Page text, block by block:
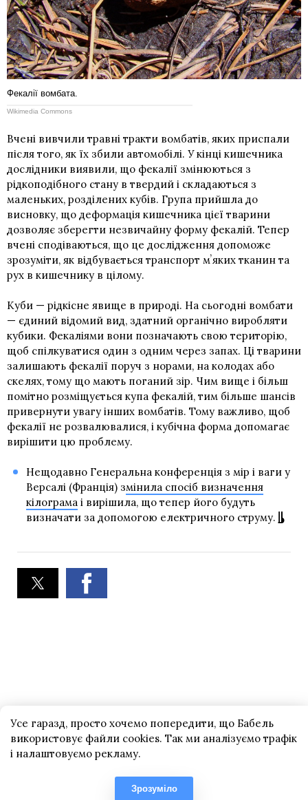
Фекалії вомбата.
Wikimedia Commons
Вчені вивчили травні тракти вомбатів, яких приспали
після того, як їх збили автомобілі. У кінці кишечника
дослідники виявили, що фекалії змінюються з
рідкоподібного стану в твердий і складаються з
маленьких, розділених кубів. Група прийшла до
висновку, що деформація кишечника цієї тварини
дозволяє зберегти незвичайну форму фекалій. Тепер
вчені сподіваються, що це дослідження допоможе
зрозуміти, як відбувається транспорт мʼяких тканин та
рух в кишечнику в цілому.
Куби — рідкісне явище в природі. На сьогодні вомбати
— єдиний відомий вид, здатний органічно виробляти
кубики. Фекаліями вони позначають свою територію,
щоб спілкуватися один з одним через запах. Ці тварини
залишають фекалії поруч з норами, на колодах або
скелях, тому що мають поганий зір. Чим вище і більш
помітно розміщується купа фекалій, тим більше шансів
привернути увагу інших вомбатів. Тому важливо, щоб
фекалії не розвалювалися, і кубічна форма допомагає
вирішити цю проблему.
Нещодавно Генеральна конференція з мір і ваги у
Версалі (Франція) змінила спосіб визначення
кілограмаі вирішила, що тепер його будуть
визначати за допомогою електричного струму.
Усе гаразд, просто хочемо попередити, що Бабель
використовує файли cookies. Так ми аналізуємо трафік
і налаштовуємо рекламу.
Зрозуміло